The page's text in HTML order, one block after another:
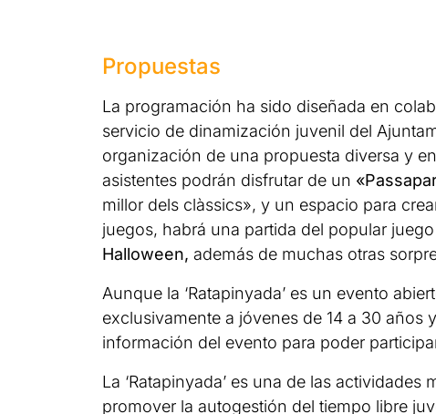
Propuestas
La programación ha sido diseñada en
servicio de dinamización juvenil del
organización de una propuesta diversa y
asistentes podrán disfrutar de un
millor dels clàssics», y un espacio para
juegos, habrá una partida del popular
Halloween, además de muchas otras
Aunque la ‘Ratapinyada’ es un evento
exclusivamente a jóvenes de 14 a 30
información del evento para poder
La ‘Ratapinyada’ es una de las
promover la autogestión del tiempo libre